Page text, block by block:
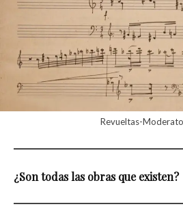
Revueltas-
¿Son todas las obras que existen?